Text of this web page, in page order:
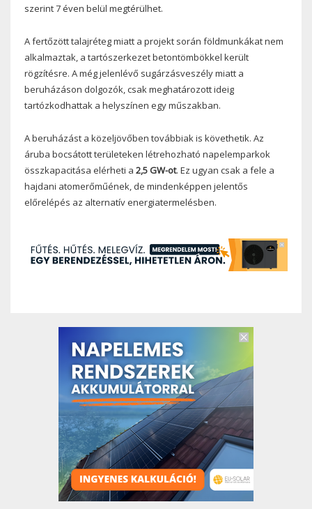
szerint 7 éven belül megtérülhet.
A fertőzött talajréteg miatt a projekt során földmunkákat nem
alkalmaztak, a tartószerkezet betontömbökkel került
rögzítésre. A még jelenlévő sugárzásveszély miatt a
beruházáson dolgozók, csak meghatározott ideig
tartózkodhattak a helyszínen egy műszakban.
A beruházást a közeljövőben továbbiak is követhetik. Az
áruba bocsátott területeken létrehozható napelemparkok
összkapacitása elérheti a 2,5 GW-ot. Ez ugyan csak a fele a
hajdani atomerőműének, de mindenképpen jelentős
előrelépés az alternatív energiatermelésben.